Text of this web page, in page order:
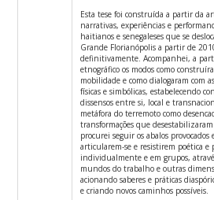
Esta tese foi construída a partir da
narrativas, experiências e
haitianos e senegaleses que se
Grande Florianópolis a partir de
definitivamente. Acompanhei, a
etnográfico os modos como
mobilidade e como dialogaram com
físicas e simbólicas, estabelecendo
dissensos entre si, local e
metáfora do terremoto como
transformações que desestabilizaram
procurei seguir os abalos provocados
articularem-se e resistirem poética e
individualmente e em grupos,
mundos do trabalho e outras
acionando saberes e práticas
e criando novos caminhos possíveis.